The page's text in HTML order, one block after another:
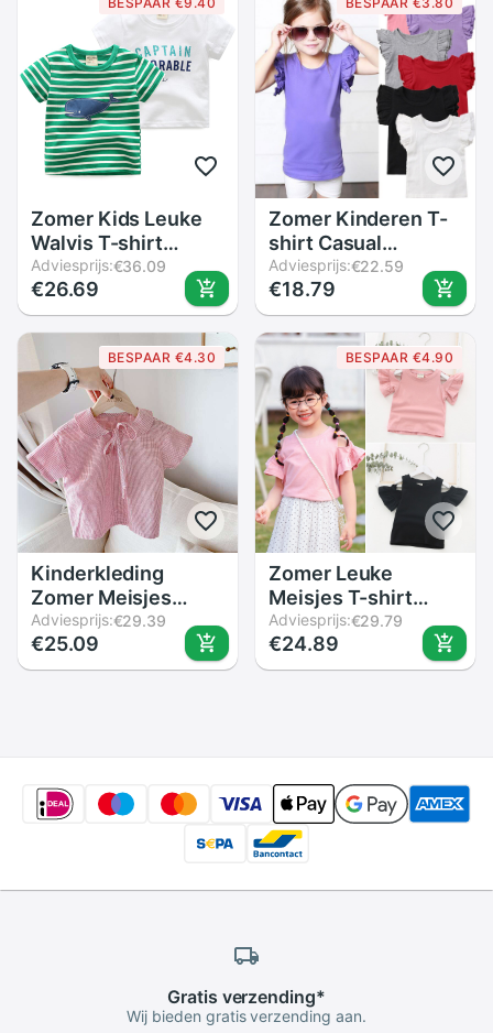
Zomer Kids Leuke
Walvis T-shirt
Koreaanse Versie
Streep T-shirt
Jongen Meisje 1-5
Jaar Oude Baby
Kleding Dunne
100% katoen
Adviesprijs:€36.09
€26.69
Zomer Kinderen T-
shirt Casual
Eenvoudige Baby
Meisjes Zachte
Katoenen Tops Kid
Peuter Korte
Mouwen T-shirts
Kids Kleding 0-4T
Adviesprijs:€22.59
€18.79
BESPAAR €4.30
Kinderkleding
Zomer Meisjes
Koreaanse Zomer
Jurk Kleine Revers
Tether Korte Mouw
Adviesprijs:€29.39
€25.09
BESPAAR €4.90
Zomer Leuke
Meisjes T-shirt
Ruches Off
Shoulder Effen
Kleur Flouncing
Adviesprijs:€29.79
€24.89
Gratis verzending*
Wij bieden gratis verzending aan.